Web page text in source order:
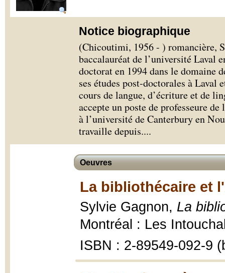
Notice biographique
(Chicoutimi, 1956 - ) romancière,
baccalauréat de l’université Laval
doctorat en 1994 dans le domaine
ses études post-doctorales à Laval
cours de langue, d’écriture et de
accepte un poste de professeure
à l’université de Canterbury en
travaille depuis....
Oeuvres
La bibliothécaire et
Sylvie Gagnon, La
Montréal : Les
ISBN : 2-89549-092-9